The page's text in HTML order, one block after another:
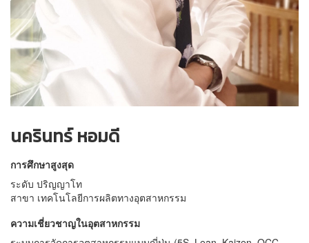
นครินทร์ หอมดี
การศึกษาสูงสุด
ระดับ ปริญญาโท
สาขา เทคโนโลยีการผลิตทางอุตสาหกรรม
ความเชี่ยวชาญในอุตสาหกรรม